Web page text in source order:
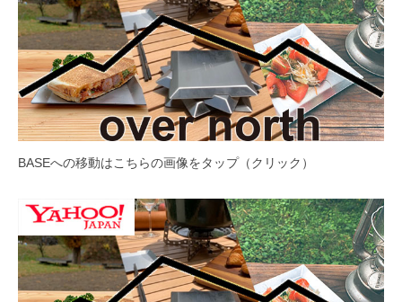
BASEへの移動はこちらの画像をタップ（クリック）